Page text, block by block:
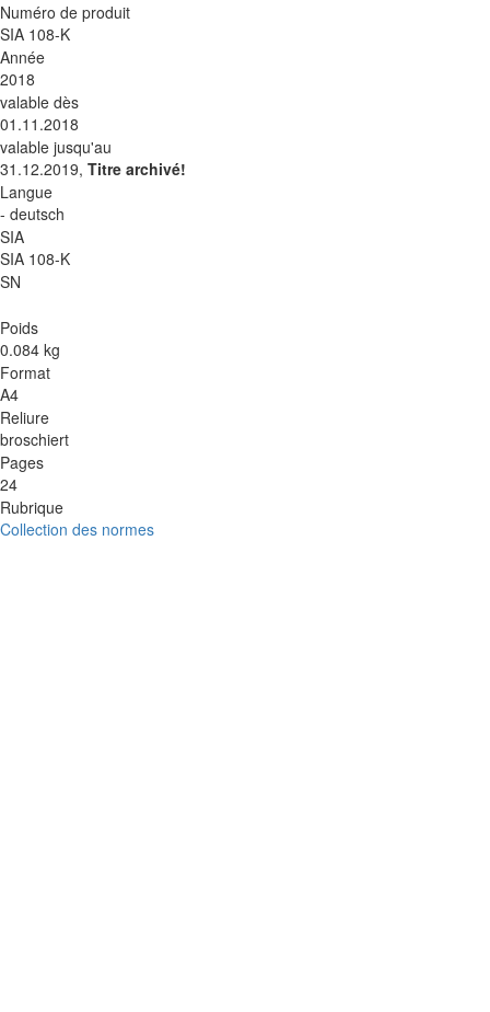
Numéro de produit
SIA 108-K
Année
2018
valable dès
01.11.2018
valable jusqu'au
31.12.2019, Titre archivé!
Langue
- deutsch
SIA
SIA 108-K
SN
Poids
0.084 kg
Format
A4
Reliure
broschiert
Pages
24
Rubrique
Collection des normes